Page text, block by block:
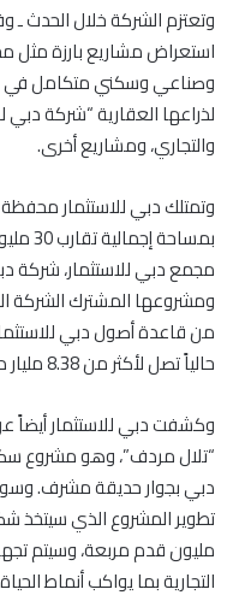
وتعتزم الشركة خلال الحدث
استعراض مشاريع بارزة مثل
وصناعي وسكني متكامل في
لذراعها العقارية “شركة دبي
والتجاري، ومشاريع أخرى.
وتمتلك دبي للاستثمار
مجمع دبي للاستثمار، شركة
من قاعدة أصول دبي
حالياً تصل لأكثر من 8.38 مليار درهم.
وكشفت دبي للاستثمار أيضاً
“تلال مردف”، وهو مشروع
دبي بجوار حديقة مشرف.
مليون قدم مربعة، وسيتم
التجارية بما يواكب أنماط